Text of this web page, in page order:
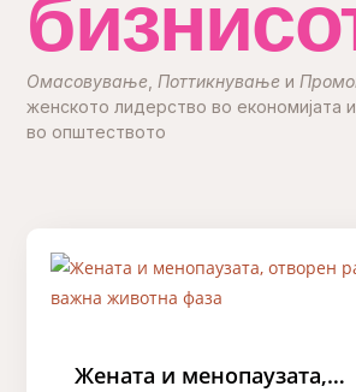
Омасовување Поттикнувањеи
женското лидерство во економијата
во општеството
Жената и менопаузата,…